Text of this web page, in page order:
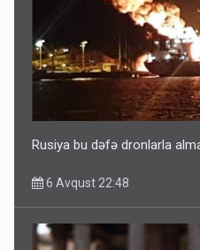
Ərdoğana sui-qəsd planının
5 Avqust 16:56
Rusiya bu dəfə dronlarla
6 Avqust 22:48